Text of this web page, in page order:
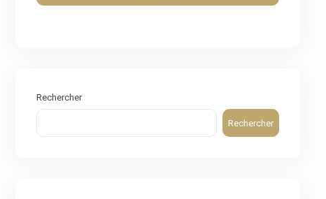
Rechercher
Rechercher